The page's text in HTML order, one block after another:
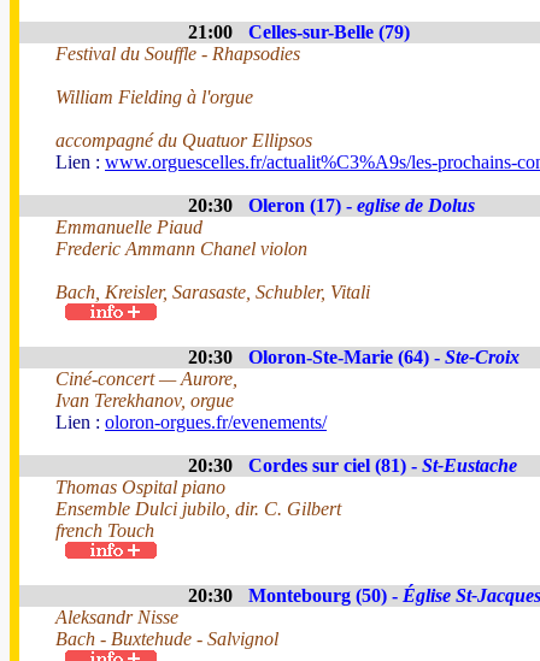
21:00
Celles-sur-Belle (79)
Festival du Souffle - Rhapsodies
William Fielding à l'orgue
accompagné du Quatuor Ellipsos
Lien : www.orguescelles.fr/actualit%C3%A9s/les-prochains-
20:30 Oleron (17) - eglise de Dolus
Emmanuelle Piaud
Frederic Ammann Chanel violon
Bach, Kreisler, Sarasaste, Schubler, Vitali
20:30 Oloron-Ste-Marie (64) - Ste-Croix
Ciné-concert — Aurore,
Ivan Terekhanov, orgue
Lien : oloron-orgues.fr/evenements/
20:30 Cordes sur ciel (81) - St-Eustache
Thomas Ospital piano
Ensemble Dulci jubilo, dir. C. Gilbert
french Touch
20:30 Montebourg (50) - Église St-Jacques
Aleksandr Nisse
Bach - Buxtehude - Salvignol